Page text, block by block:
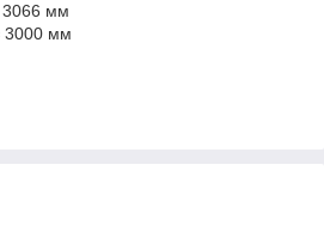
3066 мм
3000 мм